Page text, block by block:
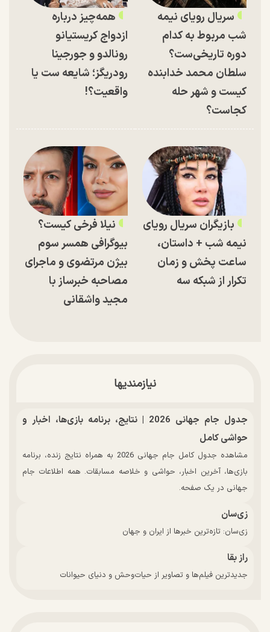
سریال رویای نیمه
شب مربوط به کدام
دوره تاریخی‌ست؟
سلطان محمد خدابنده
کیست و شهر حله
کجاست؟
همه‌چیز درباره
ازدواج کریستیانو
رونالدو و جورجینا
رودریگز؛ شایعه ست یا
واقعیت؟!
بازیگران سریال رویای
نیمه شب + داستان،
ساعت پخش و زمان
تکرار از شبکه سه
نیلا فرخی کیست؟
بیوگرافی همسر سوم
بیژن مرتضوی و ماجرای
مصاحبه خبرساز با
مجید واشقانی
نیازمندیها
جدول جام جهانی 2026 | نتایج، برنامه بازی‌ها، اخبار و
حواشی کامل
مشاهده جدول کامل جام جهانی 2026 به همراه نتایج زنده، برنامه
بازی‌ها، آخرین اخبار، حواشی و خلاصه مسابقات. همه اطلاعات جام
جهانی در یک صفحه.
زی‌سان
زی‌سان: تازه‌ترین خبرها از ایران و جهان
راز بقا
جدیدترین فیلم‌ها و تصاویر از حیات‌وحش و دنیای حیوانات